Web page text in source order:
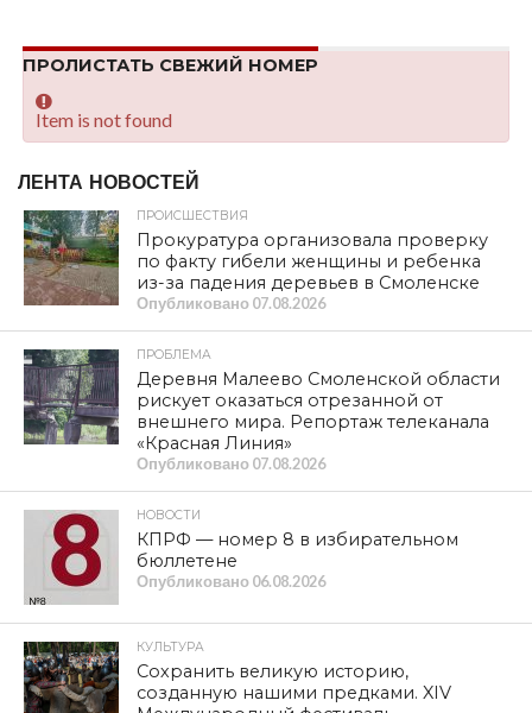
24 июля провёл рабочую встречу с начальником
Департамента Смоленской области по внутренней
политике И.В. Борисенко и начальником Департамента
Романовой по вопросу незаконного начисления платы
за оказываемые социальные услуги смоленским
областным государственным бюджетным
учреждением «Геронтологический центр «Вишенки».
На встрече я потребовал ускорить работу по возврату
долгов пострадавшим гражданам.
На сегодняшний день в СОГБУ «Геронтологический
центр «Вишенки» людям выплачено менее половины
долга — 3 180 345,05 рублей. Иски на сумму более 700
000 тысяч рублей находятся на рассмотрении в судах.
3 500 000 рублей ещё предстоит выплатить, хотя
судебные иски на эту сумму ещё даже не поданы.
А теперь внимание! С момента, как я со своими
помощниками доказал в Верховном Суде РФ
нарушения положений 442-ФЗ «Об основах